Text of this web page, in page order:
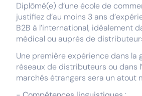
Diplômé(e) d’une école de
justifiez d’au moins 3 ans
B2B à l’international, idéalement
médical ou auprès de
Une première expérience dans la
réseaux de distributeurs ou dans
marchés étrangers sera un atout